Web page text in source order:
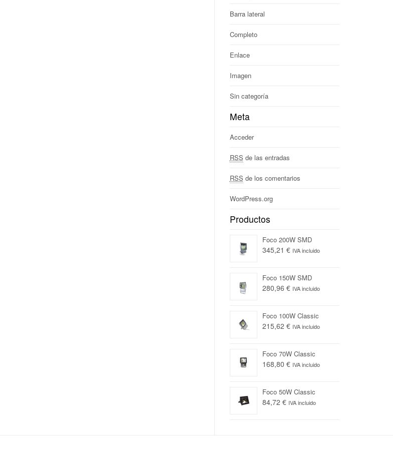
Barra lateral
Completo
Enlace
Imagen
Sin categoría
Meta
Acceder
RSS de las entradas
RSS de los comentarios
WordPress.org
Productos
Foco 200W SMD
345,21 € IVA incluido
Foco 150W SMD
280,96 € IVA incluido
Foco 100W Classic
215,62 € IVA incluido
Foco 70W Classic
168,80 € IVA incluido
Foco 50W Classic
84,72 € IVA incluido